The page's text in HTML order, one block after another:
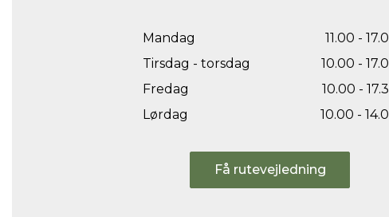
Mandag
11.00 -
Tirsdag - torsdag
10.00 -
Fredag
10.00 -
Lørdag
10.00 -
Få rutevejledning